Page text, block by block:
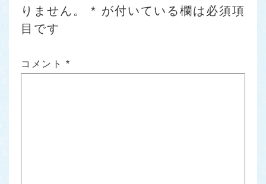
りません。
* が付いている欄は必須項
目です
コメント *